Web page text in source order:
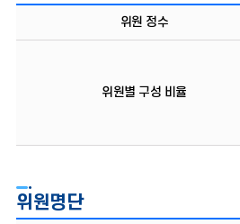
위원 정수
위원별 구성 비율
위원명단